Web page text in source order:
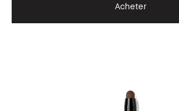
Acheter